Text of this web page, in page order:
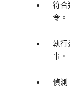
符合
令。
執行
事。
偵測